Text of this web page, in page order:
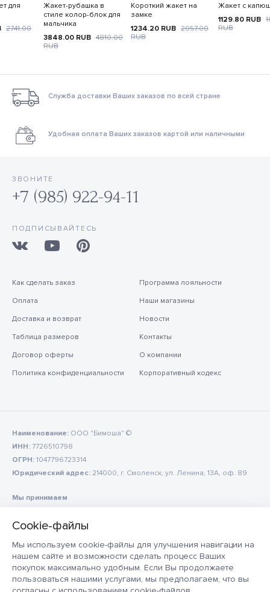
Мы используем cookie-файлы для улучшения навигации на
нашем сайте и возможности сделать процесс Ваших
покупок максимально удобным. Если Вы продолжаете
пользоваться нашими услугами, мы предполагаем, что вы
для
2741.00
Жакет-рубашка в
стиле колор-блок для
мальчика
3848.00 RUB 4810.00
RUB
Короткий жакет на
замке
1234.20 RUB 2057.00
RUB
Жакет с
1129.80 RUB
RUB
Служба доставки Ваших заказов по всей стране
Удобная оплата Ваших заказов картой или наличными
ЗВОНИТЕ
+7 (985) 922-94-11
ПОДПИСЫВАЙТЕСЬ
Как сделать заказ
Оплата
Доставка и возврат
Таблица размеров
Договор оферты
Политика конфиденциальности
Программа лояльности
Наши магазины
Новости
Контакты
О компании
Корпоративный кодекс
Наименование: ООО "Бимоша" ©
ИНН: 7726510798
ОГРН: 1047796723314
Юридический адрес: 214000, г. Смоленск, ул. Ленина, 13А, оф. 89
Мы принимаем